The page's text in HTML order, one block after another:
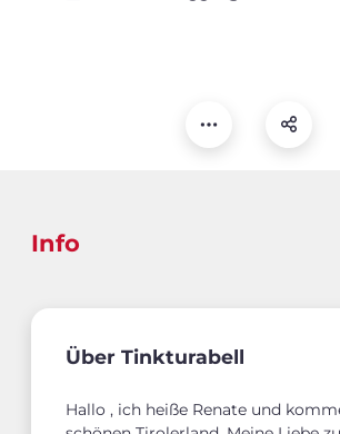
Info
Über Tinkturabell
Hallo , ich heiße Renate und